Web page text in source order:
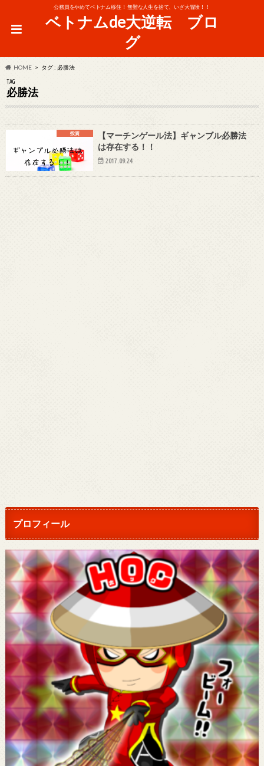
公務員をやめてベトナム移住！ 無難な人生を捨て、いざ大冒険！！
ベトナムde大逆転 ブロ
グ
HOME タグ : 必勝法
TAG
必勝法
投資
【マーチンゲール法】ギャンブル必勝法
は存在する！！
2017.09.24
プロフィール